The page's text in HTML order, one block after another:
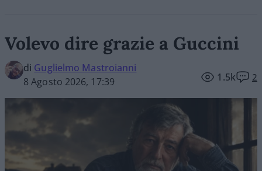
Volevo dire grazie a Guccini
di Guglielmo Mastroianni
8 Agosto 2026, 17:39
1.5k 2